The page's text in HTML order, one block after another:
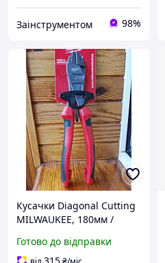
Заінструментом 98%
Кусачки Diagonal Cutting
MILWAUKEE, 180мм /
Готово до відправки